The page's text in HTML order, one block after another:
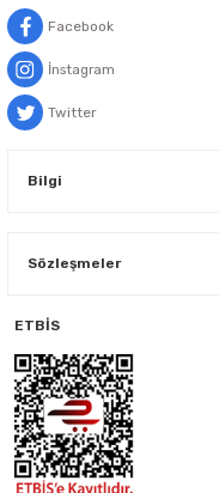
Facebook
İnstagram
Twitter
Bilgi
Sözleşmeler
ETBİS